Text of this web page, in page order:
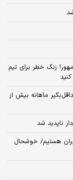
زنگ خطر برای تیم
ماهانه بیش از
هستیم/ خوشحال